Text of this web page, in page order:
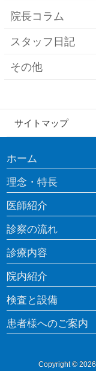
院長コラム
スタッフ日記
その他
サイトマップ
ホーム
理念・特長
医師紹介
診察の流れ
診療内容
院内紹介
検査と設備
患者様へのご案内
Copyright © 2026